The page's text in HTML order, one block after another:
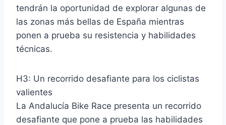
tendrán la oportunidad de explorar algunas de
las zonas más bellas de España mientras
ponen a prueba su resistencia y habilidades
técnicas.
H3: Un recorrido desafiante para los ciclistas
valientes
La Andalucía Bike Race presenta un recorrido
desafiante que pone a prueba las habilidades